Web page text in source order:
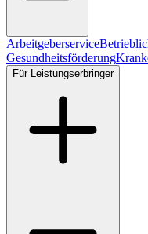
Arbeitgeberservice
Gesundheitsförderung
Für Leistungserbringer